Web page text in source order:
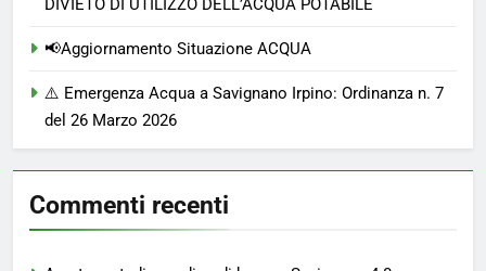
DIVIETO DI UTILIZZO DELL’ACQUA POTABILE
📢Aggiornamento Situazione ACQUA
⚠️ Emergenza Acqua a Savignano Irpino: Ordinanza n. 7
del 26 Marzo 2026
Commenti recenti